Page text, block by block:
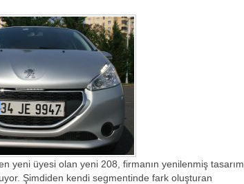
yeni üyesi olan yeni 208, firmanın yenilenmiş tasarım
Şimdiden kendi segmentinde fark oluşturan